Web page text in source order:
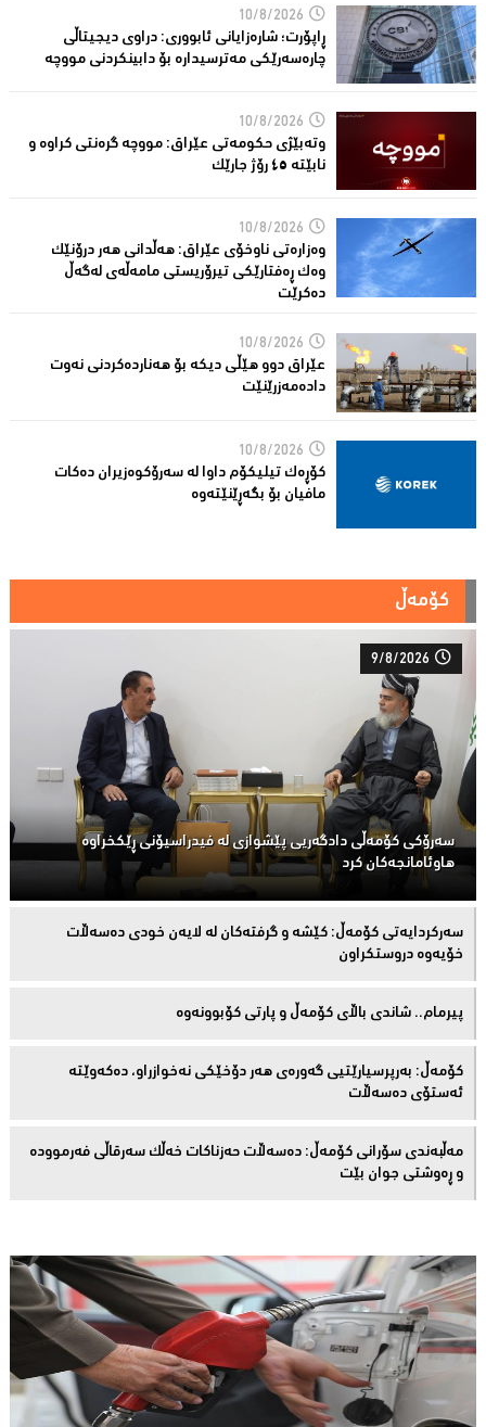
10/8/2026
ڕاپۆرت؛ شاره‌زایانی ئابووری: دراوی دیجیتاڵی
چاره‌سه‌رێكی مه‌ترسیداره‌ بۆ دابینكردنی مووچه‌
10/8/2026
وتەبێژی حکومەتی عێراق: مووچە گرەنتی کراوە و
نابێتە ٤٥ رۆژ جارێک
10/8/2026
وەزارەتی ناوخۆی عێراق: هەڵدانی هەر درۆنێک
وەک ڕەفتارێکی تیرۆریستی مامەڵەی لەگەڵ
دەکرێت
10/8/2026
عێراق دوو هێڵى دیکە بۆ هەناردەکردنی نەوت
دادەمەزرێنێت
10/8/2026
کۆڕەک تیلیکۆم داوا لە سەرۆکوەزیران دەکات
مافیان بۆ بگەڕێنێتەوە
کۆمەڵ
9/8/2026
سەرۆكی كۆمەڵى دادگەریی پێشوازی لە فیدراسیۆنی ڕێكخراوە
هاوئامانجەكان کرد
سەركردایەتی كۆمەڵ: كێشە و گرفتەكان لە لایەن خودی دەسەڵات
خۆیەوە دروستكراون
پیرمام.. شاندی باڵای كۆمه‌ڵ و پارتی كۆبوونه‌وه‌
كۆمەڵ: بەرپرسیارێتیی گەورەی هەر دۆخێکی نەخوازراو، دەكەوێتە
ئەستۆی دەسەڵات
مەڵبەندى سۆرانى کۆمەڵ: دەسەڵات حەزناکات خەڵک سەرقاڵى فەرموودە
و ڕەوشتى جوان بێت